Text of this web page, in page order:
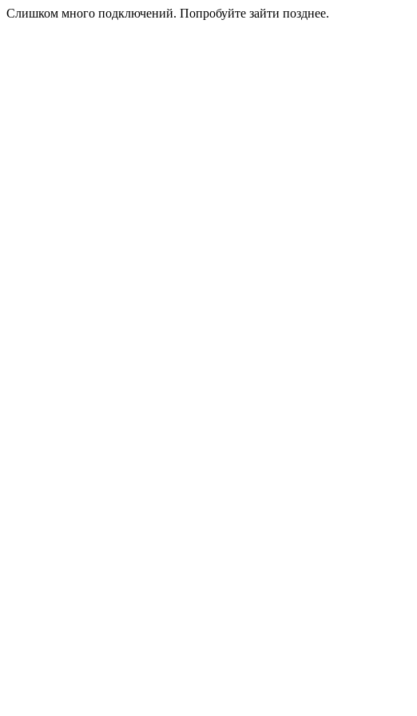
Слишком много подключений. Попробуйте зайти позднее.